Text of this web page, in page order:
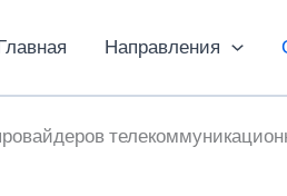
Направления